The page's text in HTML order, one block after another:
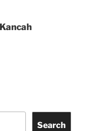
Search